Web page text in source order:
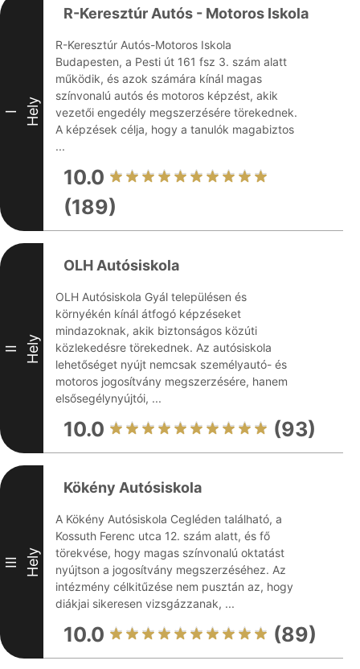
I Hely
R-Keresztúr Autós - Motoros Iskola
R-Keresztúr Autós-Motoros Iskola
Budapesten, a Pesti út 161 fsz 3. szám alatt
működik, és azok számára kínál magas
színvonalú autós és motoros képzést, akik
vezetői engedély megszerzésére törekednek.
A képzések célja, hogy a tanulók magabiztos
...
10.0
(189)
II Hely
OLH Autósiskola
OLH Autósiskola Gyál településen és
környékén kínál átfogó képzéseket
mindazoknak, akik biztonságos közúti
közlekedésre törekednek. Az autósiskola
lehetőséget nyújt nemcsak személyautó- és
motoros jogosítvány megszerzésére, hanem
elsősegélynyújtói, ...
10.0 (93)
III Hely
Kökény Autósiskola
A Kökény Autósiskola Cegléden található, a
Kossuth Ferenc utca 12. szám alatt, és fő
törekvése, hogy magas színvonalú oktatást
nyújtson a jogosítvány megszerzéséhez. Az
intézmény célkitűzése nem pusztán az, hogy
diákjai sikeresen vizsgázzanak, ...
10.0 (89)